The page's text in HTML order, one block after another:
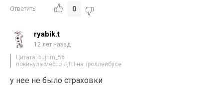
Ответить 0
ryabik.t
12 лет назад
Цитата: bujhm_56
покинула место ДТП на троллейбусе
у нее не было страховки